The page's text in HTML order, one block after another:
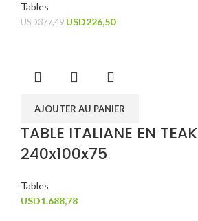
Tables
USD377,49 USD226,50
AJOUTER AU PANIER
TABLE ITALIANE EN TEAK
240x100x75
Tables
USD1.688,78